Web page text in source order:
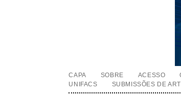
CAPA SOBRE ACESSO
UNIFACS
SUBMISSÕES DE